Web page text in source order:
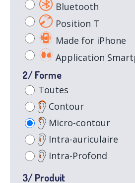
Bluetooth
Position T
Made for iPhone
Application
2/ Forme
Toutes
Contour
Micro-contour
Intra-auriculaire
Intra-Profond
3/ Produit